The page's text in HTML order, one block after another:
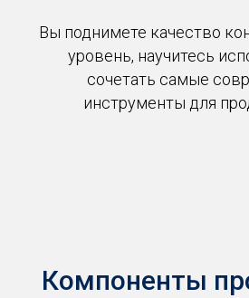
Вы поднимете качество
уровень, научитесь
сочетать самые
инструменты для
Компоненты